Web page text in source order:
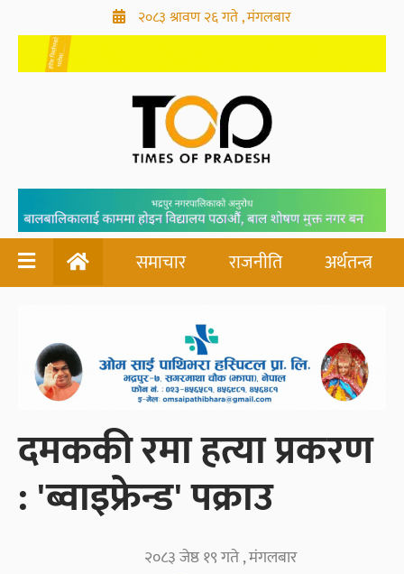
२०८३ श्रावण २६ गते , मंगलबार
समाचार राजनीति अर्थतन्त्र
दमककी रमा हत्या प्रकरण
: 'ब्वाइफ्रेन्ड' पक्राउ
२०८३ जेष्ठ १९ गते , मंगलबार